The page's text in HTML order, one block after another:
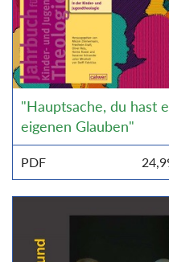
"Hauptsache, du hast
eigenen Glauben"
PDF